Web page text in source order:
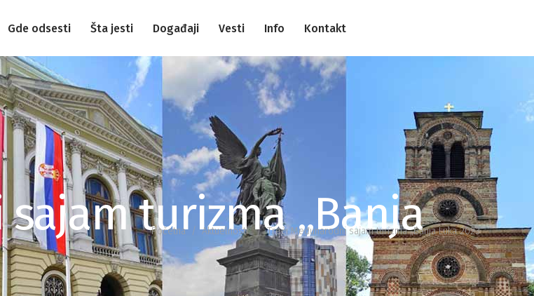
Gde odsesti Šta jesti Događaji Vesti Info Kontakt
turizma „Banja
Početna/Aktuelnosti /Treći Međunarodni sajam turizma „Banja Luka 2023“